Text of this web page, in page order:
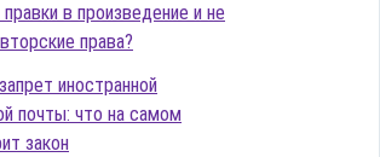
правки в произведение и не
права?
иностранной
почты: что на самом
закон